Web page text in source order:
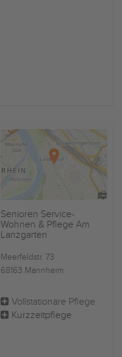
Senioren Service-
Wohnen & Pflege Am
Lanzgarten
Meerfeldstr. 73
68163 Mannheim
Vollstationäre Pflege
Kurzzeitpflege